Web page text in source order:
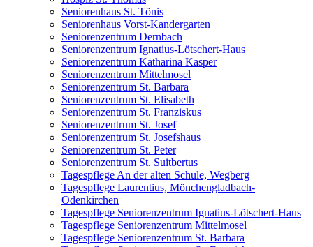
Seniorenhaus St. Tönis
Seniorenhaus Vorst-Kandergarten
Seniorenzentrum Dernbach
Seniorenzentrum Ignatius-Lötschert-Haus
Seniorenzentrum Katharina Kasper
Seniorenzentrum Mittelmosel
Seniorenzentrum St. Barbara
Seniorenzentrum St. Elisabeth
Seniorenzentrum St. Franziskus
Seniorenzentrum St. Josef
Seniorenzentrum St. Josefshaus
Seniorenzentrum St. Peter
Seniorenzentrum St. Suitbertus
Tagespflege An der alten Schule, Wegberg
Tagespflege Laurentius, Mönchengladbach-
Odenkirchen
Tagespflege Seniorenzentrum Ignatius-Lötschert-Haus
Tagespflege Seniorenzentrum Mittelmosel
Tagespflege Seniorenzentrum St. Barbara